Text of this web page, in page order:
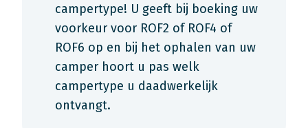
campertype! U geeft bij boeking uw
voorkeur voor ROF2 of ROF4 of
ROF6 op en bij het ophalen van uw
camper hoort u pas welk
campertype u daadwerkelijk
ontvangt.